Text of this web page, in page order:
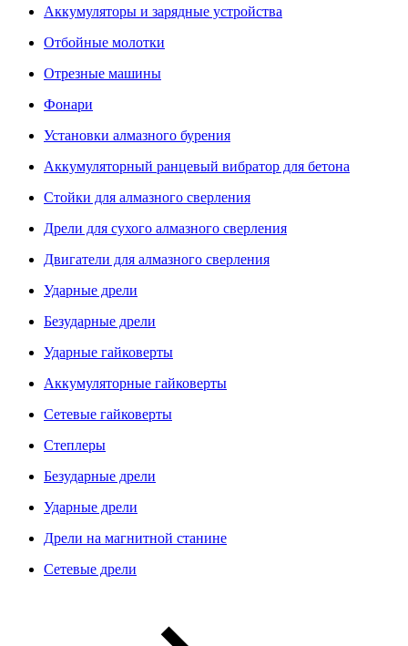
Аккумуляторы и зарядные устройства
Отбойные молотки
Отрезные машины
Фонари
Установки алмазного бурения
Аккумуляторный ранцевый вибратор для бетона
Стойки для алмазного сверления
Дрели для сухого алмазного сверления
Двигатели для алмазного сверления
Ударные дрели
Безударные дрели
Ударные гайковерты
Аккумуляторные гайковерты
Сетевые гайковерты
Степлеры
Безударные дрели
Ударные дрели
Дрели на магнитной станине
Сетевые дрели